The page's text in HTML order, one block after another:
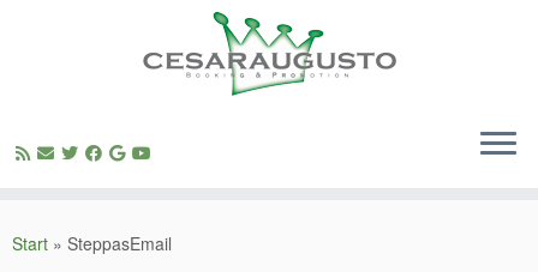
Inhalt
Start » SteppasEmail